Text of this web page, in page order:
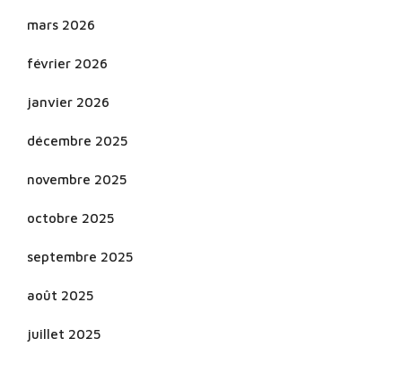
mars 2026
février 2026
janvier 2026
décembre 2025
novembre 2025
octobre 2025
septembre 2025
août 2025
juillet 2025